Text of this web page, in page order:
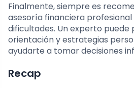
Finalmente, siempre es
asesoría financiera profesional
dificultades. Un experto
orientación y estrategias
ayudarte a tomar decisiones
Recap